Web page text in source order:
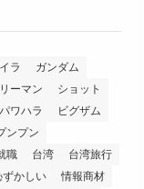
ラ
ガンダム
ーマン
ショット
パワハラ
ビグザム
ンプン
職 台湾
台湾旅行
ずかしい
情報商材